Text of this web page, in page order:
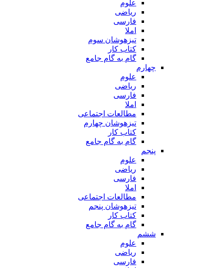
علوم
ریاضی
فارسی
املا
تیزهوشان سوم
کتاب کار
گام به گام جامع
چهارم
علوم
ریاضی
فارسی
املا
مطالعات اجتماعی
تیزهوشان چهارم
کتاب کار
گام به گام جامع
پنجم
علوم
ریاضی
فارسی
املا
مطالعات اجتماعی
تیزهوشان پنجم
کتاب کار
گام به گام جامع
ششم
علوم
ریاضی
فارسی